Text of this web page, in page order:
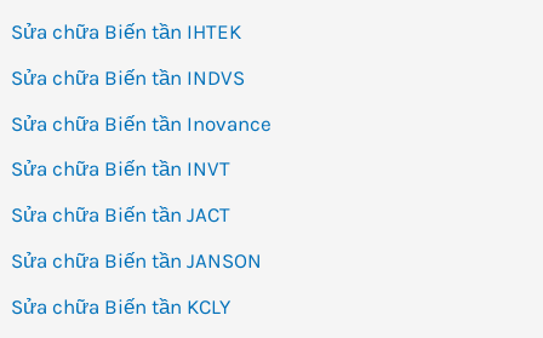
Sửa chữa Biến tần IHTEK
Sửa chữa Biến tần INDVS
Sửa chữa Biến tần Inovance
Sửa chữa Biến tần INVT
Sửa chữa Biến tần JACT
Sửa chữa Biến tần JANSON
Sửa chữa Biến tần KCLY